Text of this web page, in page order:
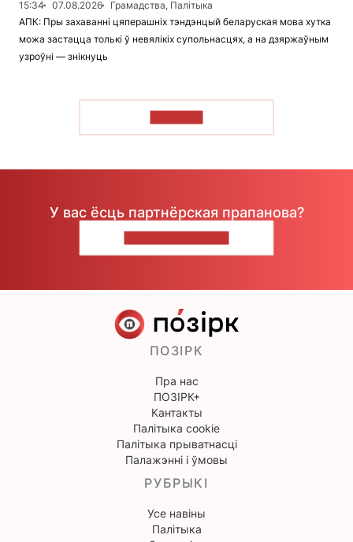
15:34
07.08.2026
Грамадства, Палітыка
АПК: Пры захаванні цяперашніх тэндэнцый беларуская мова хутка
можа застацца толькі ў невялікіх супольнасцях, а на дзяржаўным
узроўні — знікнуць
У вас ёсць партнёрская прапанова?
ПОЗІРК
Пра нас
ПОЗІРК+
Кантакты
Палітыка cookie
Палітыка прыватнасці
Палажэнні і ўмовы
РУБРЫКІ
Усе навіны
Палітыка